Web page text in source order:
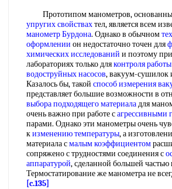
Прототипом манометров,
упругих свойствахтел, является всем
манометр Бурдона. Однако в обычном
оформлении он недостаточно точен для
химических исследований и поэтому
лабораториях только дляконтроля работы
водоструйных насосов, вакуум-сушилок
Казалось бы, такой способ измерения
представляет большие возможности в
выбора подходящего материаладля
очень важно при работе сагрессивными
парами. Однако эти манометры очень
кизменению температуры, а
материала смалым коэффициентом
сопряжено с трудностями соединения с
аппаратурой, сделанной большей частью
Термостатирование же манометра не
[c.135]